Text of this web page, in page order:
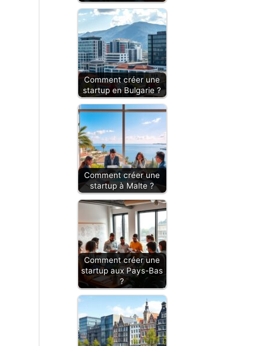
Comment créer une
startup en Bulgarie ?
Comment créer une
startup à Malte ?
Comment créer une
startup aux Pays-Bas
?